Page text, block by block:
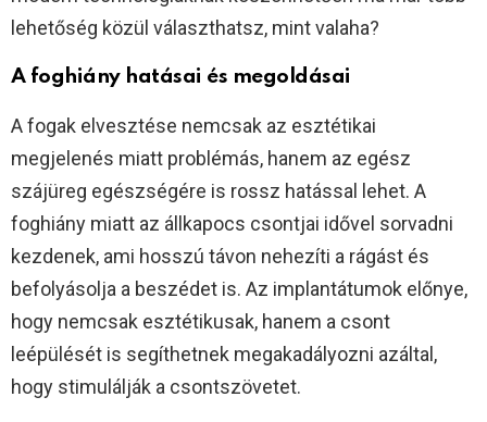
lehetőség közül választhatsz, mint valaha?
A foghiány hatásai és megoldásai
A fogak elvesztése nemcsak az esztétikai
megjelenés miatt problémás, hanem az egész
szájüreg egészségére is rossz hatással lehet. A
foghiány miatt az állkapocs csontjai idővel sorvadni
kezdenek, ami hosszú távon nehezíti a rágást és
befolyásolja a beszédet is. Az implantátumok előnye,
hogy nemcsak esztétikusak, hanem a csont
leépülését is segíthetnek megakadályozni azáltal,
hogy stimulálják a csontszövetet.